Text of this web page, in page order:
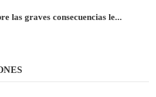
las graves consecuencias le...